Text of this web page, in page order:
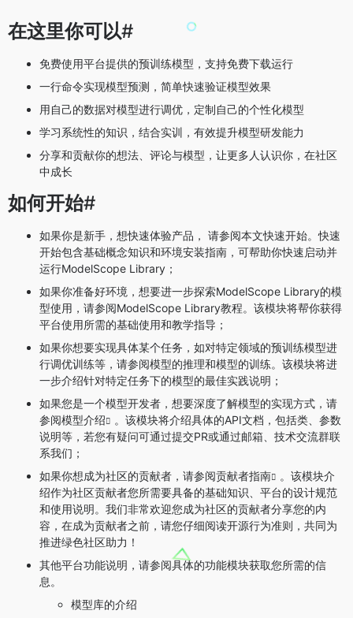
在这里你可以#
免费使用平台提供的预训练模型，支持免费下载运行
一行命令实现模型预测，简单快速验证模型效果
用自己的数据对模型进行调优，定制自己的个性化模型
学习系统性的知识，结合实训，有效提升模型研发能力
分享和贡献你的想法、评论与模型，让更多人认识你，在社区
中成长
如何开始#
如果你是新手，想快速体验产品， 请参阅本文快速开始。快速
开始包含基础概念知识和环境安装指南，可帮助你快速启动并
运行ModelScope Library；
如果你准备好环境，想要进一步探索ModelScope Library的模
型使用，请参阅ModelScope Library教程。该模块将帮你获得
平台使用所需的基础使用和教学指导；
如果你想要实现具体某个任务，如对特定领域的预训练模型进
行调优训练等，请参阅模型的推理和模型的训练。该模块将进
一步介绍针对特定任务下的模型的最佳实践说明；
如果您是一个模型开发者，想要深度了解模型的实现方式，请
参阅模型介绍
。该模块将介绍具体的API文档，包括类、参数
说明等，若您有疑问可通过提交PR或通过邮箱、技术交流群联
系我们；
如果你想成为社区的贡献者，请参阅贡献者指南
。该模块介
绍作为社区贡献者您所需要具备的基础知识、平台的设计规范
和使用说明。我们非常欢迎您成为社区的贡献者分享您的内
容，在成为贡献者之前，请您仔细阅读开源行为准则 ，共同为
推进绿色社区助力！
其他平台功能说明，请参阅具体的功能模块获取您所需的信
息。
模型库的介绍